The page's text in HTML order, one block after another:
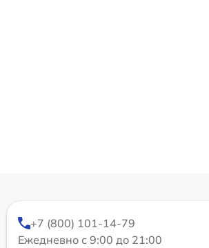
+7 (800) 101-14-79
Ежедневно с 9:00 до 21:00